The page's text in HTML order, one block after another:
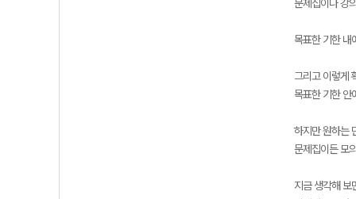
문제집이나 강
목표한 기한 내
그리고 이렇게
목표한 기한 안
하지만 원하는
문제집이든 모
지금 생각해 보